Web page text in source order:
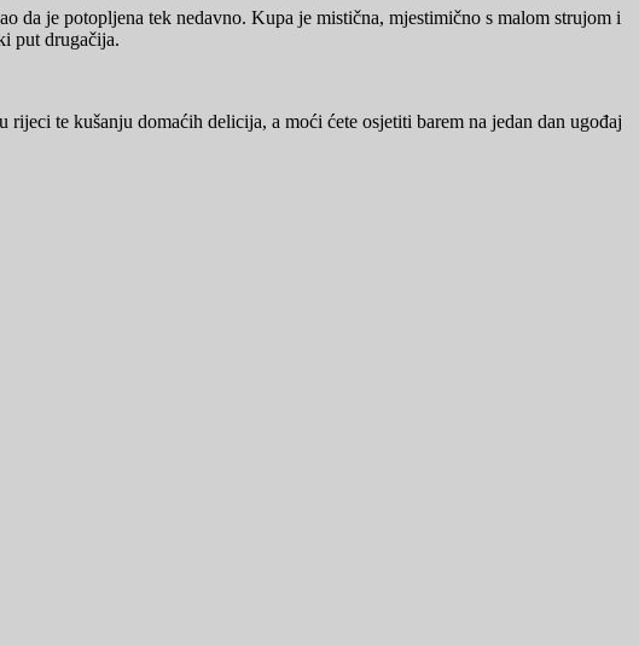
da je potopljena tek nedavno. Kupa je mistična, mjestimično s malom strujom i
put drugačija.
te kušanju domaćih delicija, a moći ćete osjetiti barem na jedan dan ugođaj